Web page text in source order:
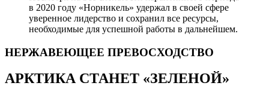
в 2020 году «Норникель» удержал в своей сфере
уверенное лидерство и сохранил все ресурсы,
необходимые для успешной работы в дальнейшем.
НЕРЖАВЕЮЩЕЕ ПРЕВОСХОДСТВО
АРКТИКА СТАНЕТ «ЗЕЛЕНОЙ»